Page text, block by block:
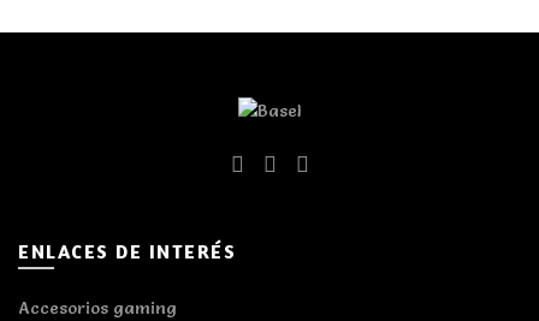
ENLACES DE INTERÉS
Accesorios gaming